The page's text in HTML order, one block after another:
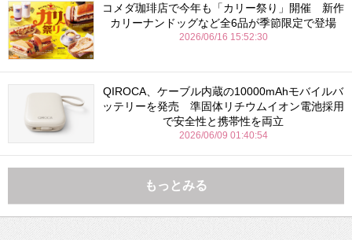
コメダ珈琲店で今年も「カリー祭り」開催 新作
カリーナンドッグなど全6品が季節限定で登場
2026/06/16 15:52:30
QIROCA、ケーブル内蔵の10000mAhモバイルバ
ッテリーを発売 準固体リチウムイオン電池採用
で安全性と携帯性を両立
2026/06/09 01:40:54
もっとみる